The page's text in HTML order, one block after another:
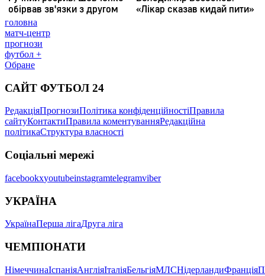
головна
матч-центр
прогнози
футбол +
Обране
САЙТ ФУТБОЛ 24
РедакціяПрогнозиПолітика конфіденційностіПравила
сайтуКонтактиПравила коментуванняРедакційна
політикаСтруктура власності
Соціальні мережі
facebookxyoutubeinstagramtelegramviber
УКРАЇНА
УкраїнаПерша лігаДруга ліга
ЧЕМПІОНАТИ
НімеччинаІспаніяАнгліяІталіяБельгіяМЛСНідерландиФранція